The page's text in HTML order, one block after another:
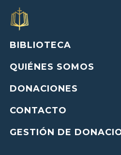
BIBLIOTECA
QUIÉNES SOMOS
DONACIONES
CONTACTO
GESTIÓN DE